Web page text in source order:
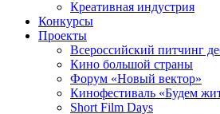
Креативная индустрия
Конкурсы
Проекты
Всероссийский питчинг
Кино большой страны
Форум «Новый вектор»
Кинофестиваль «Будем
Short Film Days